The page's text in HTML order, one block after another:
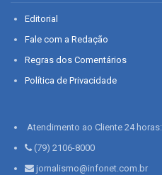
Editorial
Fale com a Redação
Regras dos Comentários
Política de Privacidade
Atendimento ao Cliente 24 horas:
(79) 2106-8000
jornalismo@infonet.com.br